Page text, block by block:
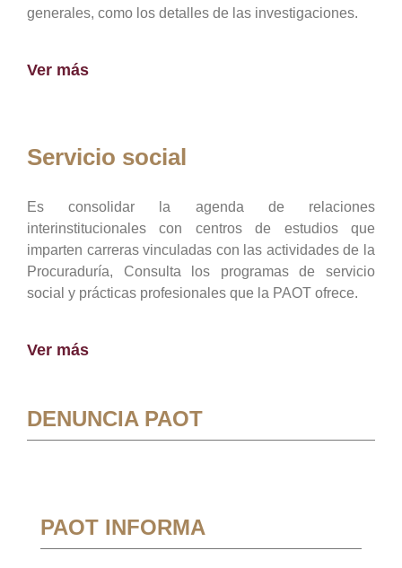
generales, como los detalles de las investigaciones.
Ver más
Servicio social
Es consolidar la agenda de relaciones
interinstitucionales con centros de estudios que
imparten carreras vinculadas con las actividades de la
Procuraduría, Consulta los programas de servicio
social y prácticas profesionales que la PAOT ofrece.
Ver más
DENUNCIA PAOT
PAOT INFORMA